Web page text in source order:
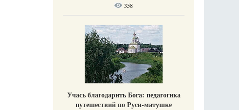
358
Учась благодарить Бога: педагогика
путешествий по Руси-матушке